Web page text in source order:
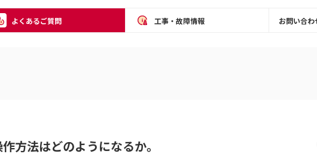
よくあるご質問 工事・故障情報 お問い合わ
方法はどのようになるか。